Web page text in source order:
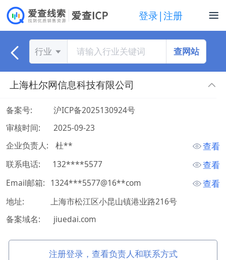
登录|注册
行业 查网站
上海杜尔网信息科技有限公司
备案号:
沪ICP备2025130924号
审核时间:
2025-09-23
企业负责人:
杜** 查看
联系电话: 132****5577 查看
Email邮箱: 1324***5577@16**com 查看
地址:
上海市松江区小昆山镇港业路216号
备案域名:
jiuedai.com
注册登录，查看负责人和联系方式